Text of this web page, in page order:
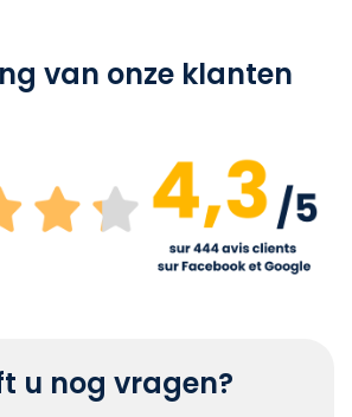
van onze klanten
u nog vragen?